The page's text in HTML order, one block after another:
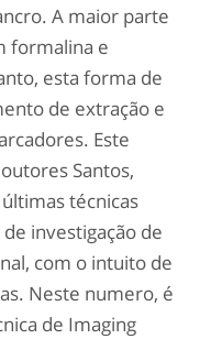
A maior parte
formalina e
esta forma de
de extração e
Este
Santos,
técnicas
investigação de
com o intuito de
Neste numero, é
de Imaging